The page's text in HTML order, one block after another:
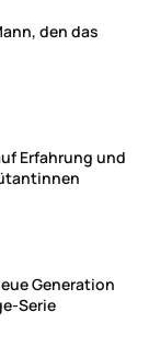
den das
Erfahrung und
Generation
Serie